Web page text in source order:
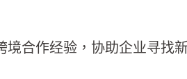
合作经验，协助企业寻找